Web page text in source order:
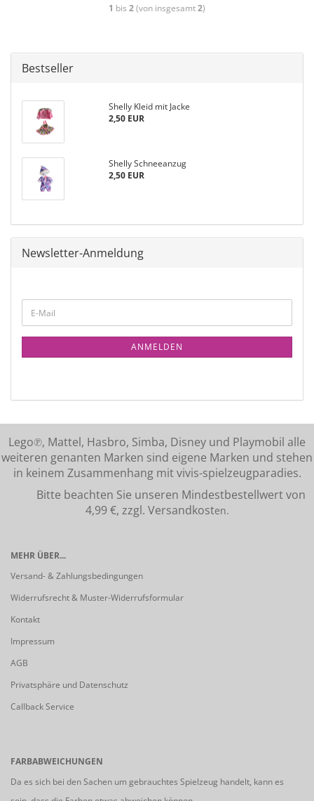
1 bis 2(von insgesamt2)
Bestseller
Shelly Kleid mit Jacke
2,50 EUR
Shelly Schneeanzug
2,50 EUR
Newsletter-Anmeldung
ANMELDEN
Lego℗, Mattel, Hasbro, Simba, Disney und Playmobil alle
weiteren genanten Marken sind eigene Marken und stehen
in keinem Zusammenhang mit vivis-spielzeugparadies.
Bitte beachten Sie unseren Mindestbestellwert von
4,99 €, zzgl. Versandkosten.
MEHR ÜBER...
Versand- & Zahlungsbedingungen
Widerrufsrecht & Muster-Widerrufsformular
Kontakt
Impressum
AGB
Privatsphäre und Datenschutz
Callback Service
FARBABWEICHUNGEN
Da es sich bei den Sachen um gebrauchtes Spielzeug handelt, kann es